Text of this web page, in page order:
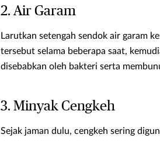
2. Air Garam
Larutkan setengah sendok air garam
tersebut selama beberapa saat,
disebabkan oleh bakteri serta
3. Minyak Cengkeh
Sejak jaman dulu, cengkeh sering